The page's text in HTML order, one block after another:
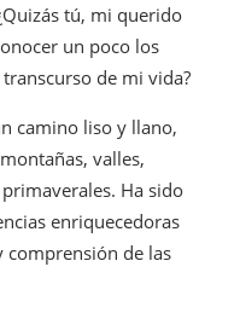
tú, mi querido
un poco los
de mi vida?
camino liso y llano,
valles,
Ha sido
enriquecedoras
de las